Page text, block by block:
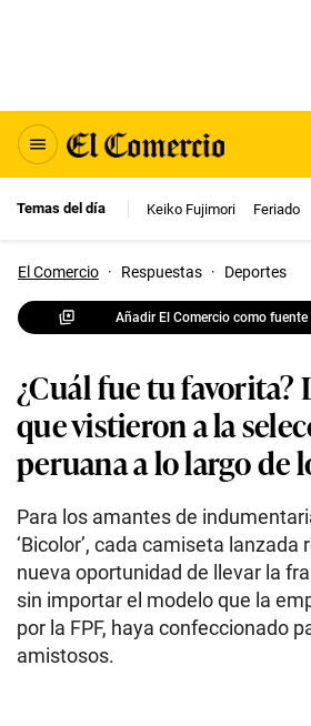
Temas del día Keiko Fujimori Feriado
El Comercio · Respuestas · Deportes
Añadir El Comercio como fuente
¿Cuál fue tu favorita?
que vistieron a la
peruana a lo largo de
Para los amantes de
‘Bicolor’, cada camiseta lanzada
nueva oportunidad de llevar la
sin importar el modelo que la
por la FPF, haya confeccionado
amistosos.